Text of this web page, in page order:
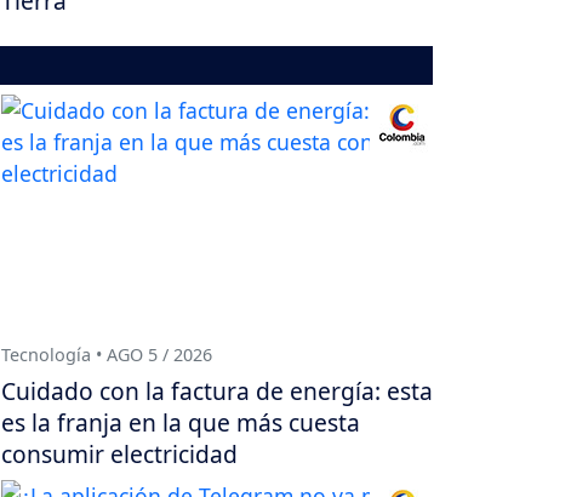
Tecnología • AGO 5 / 2026
Cuidado con la factura de energía: esta
es la franja en la que más cuesta
consumir electricidad